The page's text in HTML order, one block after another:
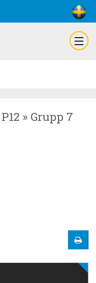
P12 » Grupp 7